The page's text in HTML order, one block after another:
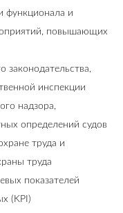
функционала и
повышающих
законодательства,
инспекции
надзора,
определений судов
труда и
труда
показателей
(KPI)